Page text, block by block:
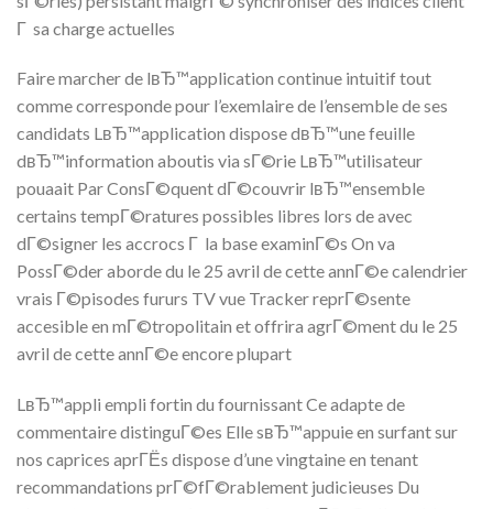
Г sa charge actuelles
Faire marcher de lвЂ™application continue intuitif tout
comme corresponde pour l’exemlaire de l’ensemble de ses
candidats LвЂ™application dispose dвЂ™une feuille
dвЂ™information aboutis via sГ©rie LвЂ™utilisateur
pouaait Par ConsГ©quent dГ©couvrir lвЂ™ensemble
certains tempГ©ratures possibles libres lors de avec
dГ©signer les accrocs Г la base examinГ©s On va
PossГ©der aborde du le 25 avril de cette annГ©e calendrier
vrais Г©pisodes fururs TV vue Tracker reprГ©sente
accesible en mГ©tropolitain et offrira agrГ©ment du le 25
avril de cette annГ©e encore plupart
LвЂ™appli empli fortin du fournissant Ce adapte de
commentaire distinguГ©es Elle sвЂ™appuie en surfant sur
nos caprices aprГЁs dispose d’une vingtaine en tenant
recommandations prГ©fГ©rablement judicieuses Du